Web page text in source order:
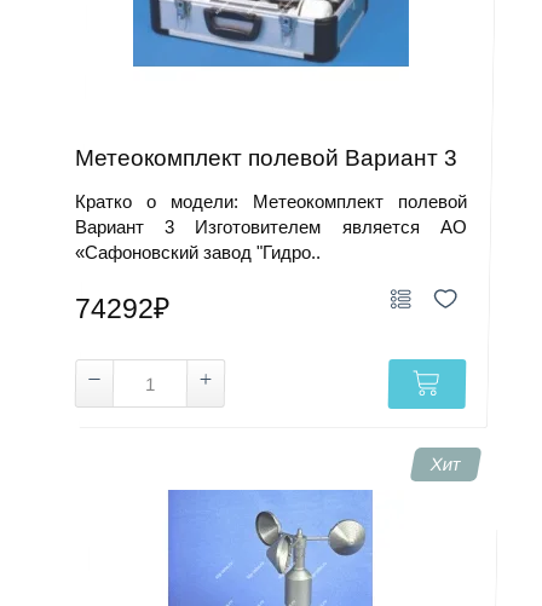
Метеокомплект полевой Вариант 3
Кратко о модели: Метеокомплект полевой
Вариант 3 Изготовителем является АО
«Сафоновский завод "Гидро..
74292₽
Хит